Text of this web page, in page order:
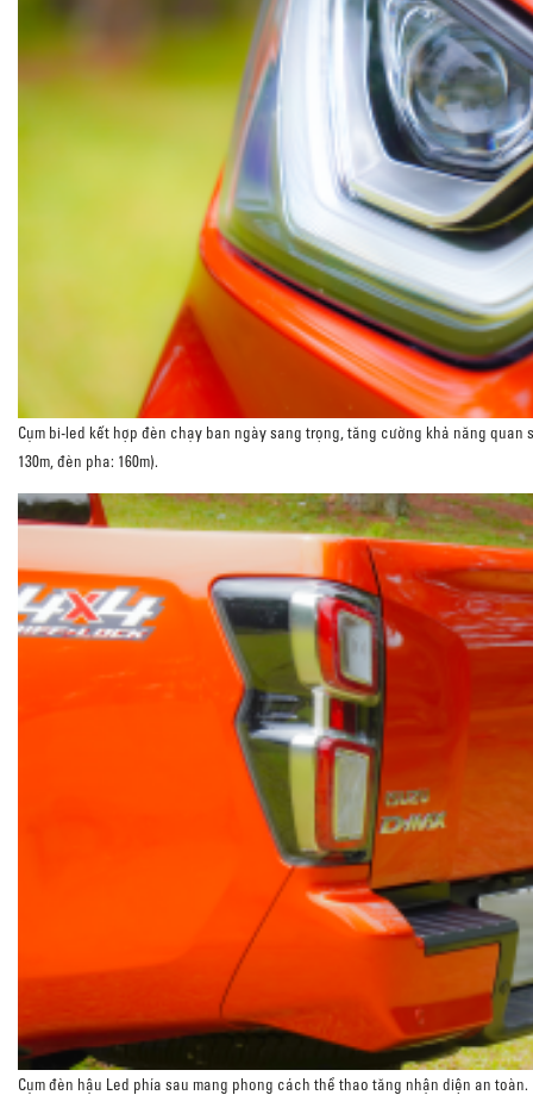
Cụm bi-led kết hợp đèn chạy ban ngày sang trọng, tăng cường khả năng
130m, đèn pha: 160m).
Cụm đèn hậu Led phía sau mang phong cách thể thao tăng nhận diện an toàn.